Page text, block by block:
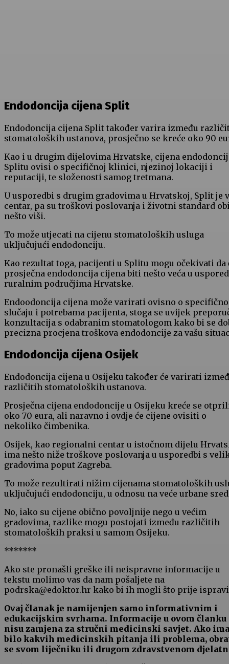
Endodoncija cijena Split
Endodoncija cijena Split također varira između
stomatoloških ustanova, prosječno se kreće oko 90
Kao i u drugim dijelovima Hrvatske, cijena
Splitu ovisi o specifičnoj klinici, njezinoj lokaciji i
reputaciji, te složenosti samog tretmana.
U usporedbi s drugim gradovima u Hrvatskoj, Split je
centar, pa su troškovi poslovanja i životni standard
nešto viši.
To može utjecati na cijenu stomatoloških usluga
uključujući endodonciju.
Kao rezultat toga, pacijenti u Splitu mogu očekivati ​​da
prosječna endodoncija cijena biti nešto veća u
ruralnim područjima Hrvatske.
Endoodoncija cijena može varirati ovisno o
slučaju i potrebama pacijenta, stoga se uvijek
konzultacija s odabranim stomatologom kako bi se
precizna procjena troškova endodoncije za vašu
Endodoncija cijena Osijek
Endodoncija cijena u Osijeku također će varirati
različitih stomatoloških ustanova.
Prosječna cijena endodoncije u Osijeku kreće se
oko 70 eura, ali naravno i ovdje će cijene ovisiti o
nekoliko čimbenika.
Osijek, kao regionalni centar u istočnom dijelu
ima nešto niže troškove poslovanja u usporedbi s
gradovima poput Zagreba.
To može rezultirati nižim cijenama stomatoloških
uključujući endodonciju, u odnosu na veće urbane
No, iako su cijene obično povoljnije nego u većim
gradovima, razlike mogu postojati između različitih
stomatoloških praksi u samom Osijeku.
*******
Ako ste pronašli greške ili neispravne informacije u
tekstu molimo vas da nam pošaljete na
podrska@edoktor.hr kako bi ih mogli što prije
Ovaj članak je namijenjen samo informativnim i
edukacijskim svrhama. Informacije u ovom članku
nisu zamjena za stručni medicinski savjet. Ako
bilo kakvih medicinskih pitanja ili problema,
se svom liječniku ili drugom zdravstvenom